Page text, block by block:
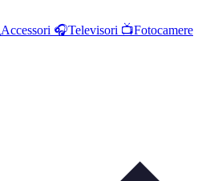
Accessori 🎧Televisori 📺Fotocamere